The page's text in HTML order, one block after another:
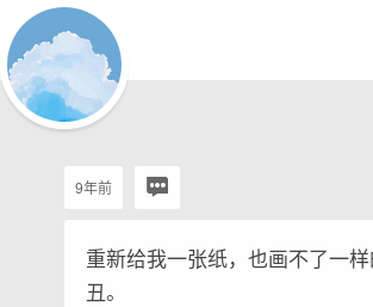
9年前
重新给我一张纸，也画不了一
丑。